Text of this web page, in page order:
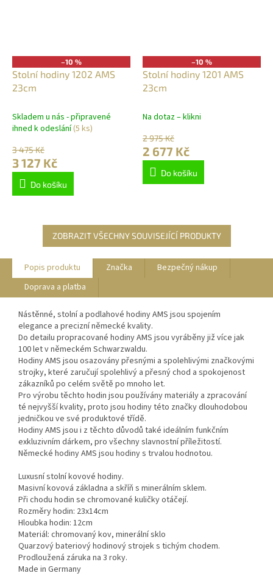
–10 %
Stolní hodiny 1202 AMS
23cm
Skladem u nás - připravené
ihned k odeslání(5 ks)
3 475 Kč
3 127 Kč
Do košíku
–10 %
Stolní hodiny 1201 AMS
23cm
Na dotaz – klikni
2 975 Kč
2 677 Kč
Do košíku
ZOBRAZIT VŠECHNY SOUVISEJÍCÍ PRODUKTY
Popis produktu Značka
Bezpečný nákup
Doprava a platba
Nástěnné, stolní a podlahové hodiny AMS jsou spojením
elegance a precizní německé kvality.
Do detailu propracované hodiny AMS jsou vyráběny již více jak
100 let v německém Schwarzwaldu.
Hodiny AMS jsou osazovány přesnými a spolehlivými značkovými
strojky, které zaručují spolehlivý a přesný chod a spokojenost
zákazníků po celém světě po mnoho let.
Pro výrobu těchto hodin jsou používány materiály a zpracování
té nejvyšší kvality, proto jsou hodiny této značky dlouhodobou
jedničkou ve své produktové třídě.
Hodiny AMS jsou i z těchto důvodů také ideálním funkčním
exkluzivním dárkem, pro všechny slavnostní příležitostí.
Německé hodiny AMS jsou hodiny s trvalou hodnotou.
Luxusní stolní kovové hodiny.
Masivní kovová základna a skříň s minerálním sklem.
Při chodu hodin se chromované kuličky otáčejí.
Rozměry hodin: 23x14cm
Hloubka hodin: 12cm
Materiál: chromovaný kov, minerální sklo
Quarzový bateriový hodinový strojek s tichým chodem.
Prodloužená záruka na 3 roky.
Made in Germany